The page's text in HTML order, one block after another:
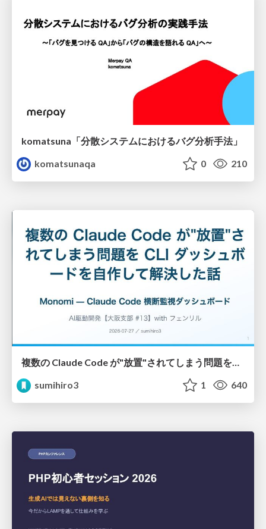
komatsuna「分散システムにおけるバグ分析手法」
komatsunaqa
0 210
複数の Claude Code が"放置"されてしまう問題をCLI ダッシュボードを自作して解決した話
sumihiro3
1 640